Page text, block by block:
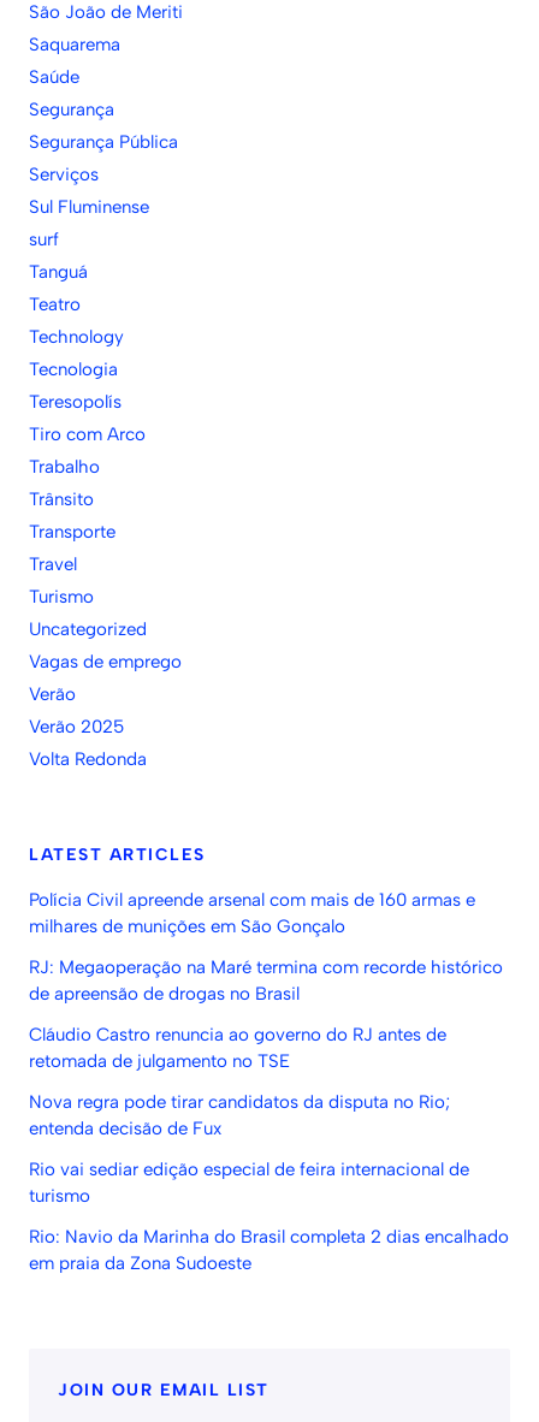
São João de Meriti
Saquarema
Saúde
Segurança
Segurança Pública
Serviços
Sul Fluminense
surf
Tanguá
Teatro
Technology
Tecnologia
Teresopolís
Tiro com Arco
Trabalho
Trânsito
Transporte
Travel
Turismo
Uncategorized
Vagas de emprego
Verão
Verão 2025
Volta Redonda
LATEST ARTICLES
Polícia Civil apreende arsenal com mais de 160 armas e
milhares de munições em São Gonçalo
RJ: Megaoperação na Maré termina com recorde histórico
de apreensão de drogas no Brasil
Cláudio Castro renuncia ao governo do RJ antes de
retomada de julgamento no TSE
Nova regra pode tirar candidatos da disputa no Rio;
entenda decisão de Fux
Rio vai sediar edição especial de feira internacional de
turismo
Rio: Navio da Marinha do Brasil completa 2 dias encalhado
em praia da Zona Sudoeste
JOIN OUR EMAIL LIST